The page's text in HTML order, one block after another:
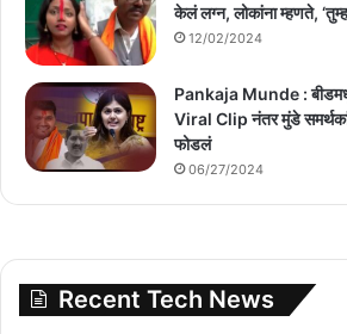
केलं लग्न, लोकांना म्हणते,
12/02/2024
Pankaja Munde : बीडमधून
Viral Clip नंतर मुंडे
फोडलं
06/27/2024
Recent Tech News